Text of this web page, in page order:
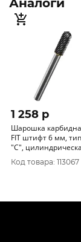
Аналоги
1 258 p
Шарошка
FIT штифт 6 мм, тип
"С", цилиндрическая
закругленная 8х20х65
мм 36608
Код товара: 113067